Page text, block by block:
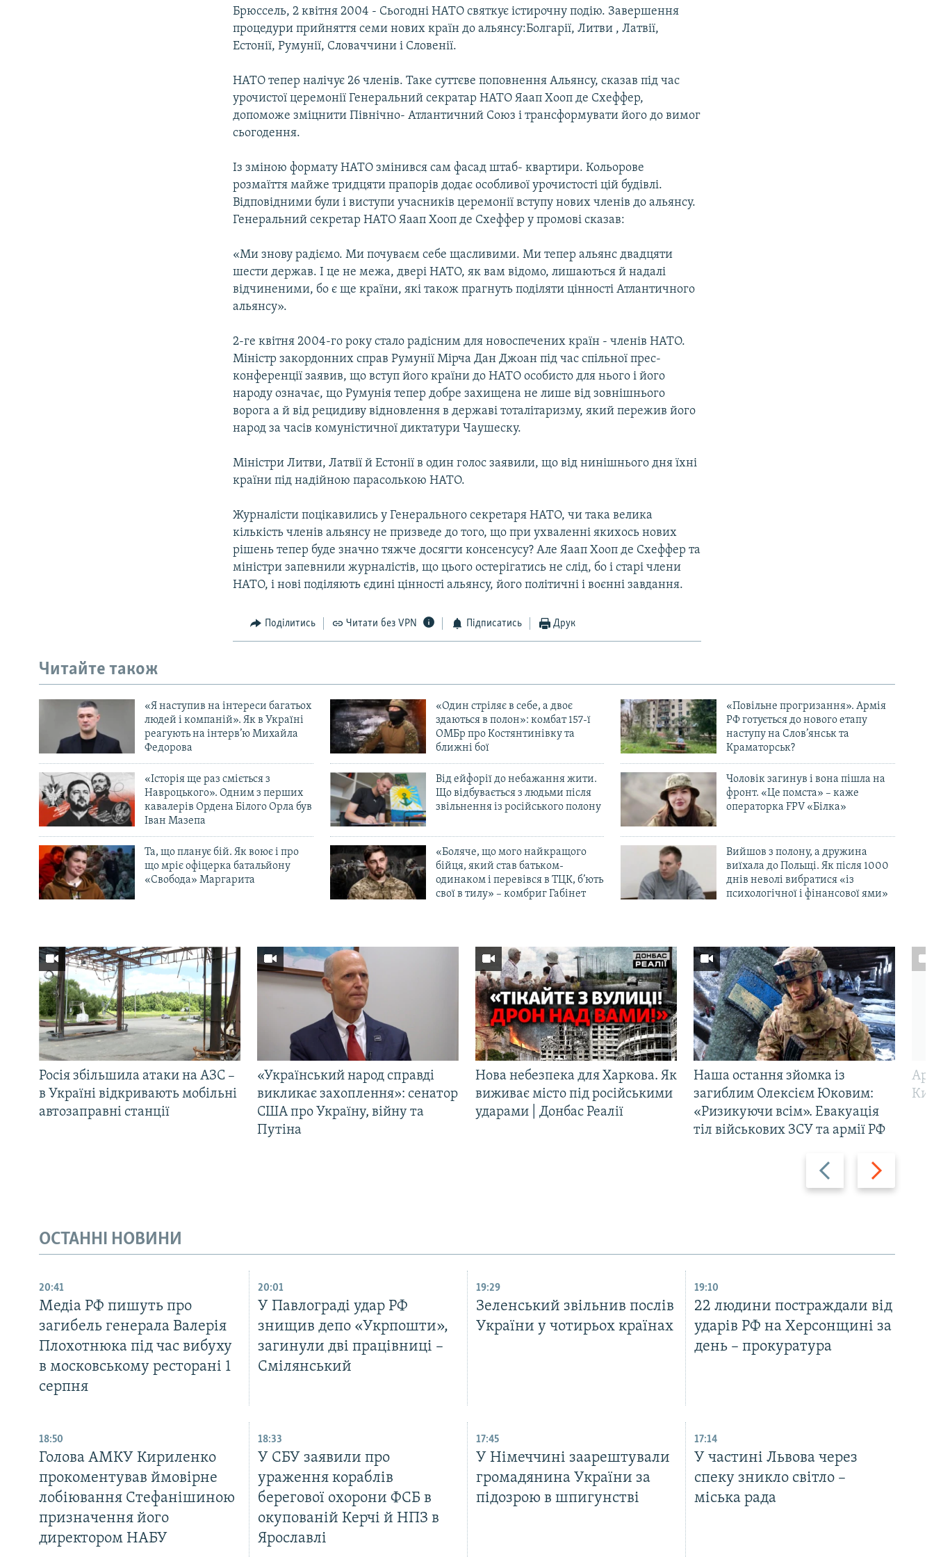
Брюссель, 2 квітня 2004 - Сьогодні НАТО святкує істирочну подію. Завершення
процедури прийняття семи нових країн до альянсу:Болгарії, Литви , Латвії,
Естонії, Румунії, Словаччини і Словенії.
НАТО тепер налічує 26 членів. Таке суттєве поповнення Альянсу, сказав під час
урочистої церемонії Генеральний секратар НАТО Яаап Хооп де Схеффер,
допоможе зміцнити Північно- Атлантичний Союз і трансформувати його до вимог
сьогодення.
Із зміною формату НАТО змінився сам фасад штаб- квартири. Кольорове
розмаїття майже тридцяти прапорів додає особливої урочистості цій будівлі.
Відповідними були і виступи учасників церемонії вступу нових членів до альянсу.
Генеральний секретар НАТО Яаап Хооп де Схеффер у промові сказав:
«Ми знову радіємо. Ми почуваєм себе щасливими. Ми тепер альянс двадцяти
шести держав. І це не межа, двері НАТО, як вам відомо, лишаються й надалі
відчиненими, бо є ще країни, які також прагнуть поділяти цінності Атлантичного
альянсу».
2-ге квітня 2004-го року стало радісним для новоспечених країн - членів НАТО.
Міністр закордонних справ Румунії Мірча Дан Джоан під час спільної прес-
конференції заявив, що вступ його країни до НАТО особисто для нього і його
народу означає, що Румунія тепер добре захищена не лише від зовнішнього
ворога а й від рецидиву відновлення в державі тоталітаризму, який пережив його
народ за часів комуністичної диктатури Чаушеску.
Міністри Литви, Латвії й Естонії в один голос заявили, що від нинішнього дня їхні
країни під надійною парасолькою НАТО.
Журналісти поцікавились у Генерального секретаря НАТО, чи така велика
кількість членів альянсу не призведе до того, що при ухваленні якихось нових
рішень тепер буде значно тяжче досягти консенсусу? Але Яаап Хооп де Схеффер та
міністри запевнили журналістів, що цього остерігатись не слід, бо і старі члени
НАТО, і нові поділяють єдині цінності альянсу, його політичні і воєнні завдання.
Поділитись Читати без VPN Підписатись Друк
Читайте також
«Я наступив на інтереси багатьох
людей і компаній». Як в Україні
реагують на інтерв’ю Михайла
Федорова
«Один стріляє в себе, а двоє
здаються в полон»: комбат 157-ї
ОМБр про Костянтинівку та
ближні бої
«Повільне прогризання». Армія
РФ готується до нового етапу
наступу на Слов’янськ та
Краматорськ?
«Історія ще раз сміється з
Навроцького». Одним з перших
кавалерів Ордена Білого Орла був
Іван Мазепа
Від ейфорії до небажання жити.
Що відбувається з людьми після
звільнення із російського полону
Чоловік загинув і вона пішла на
фронт. «Це помста» – каже
операторка FPV «Білка»
Та, що планує бій. Як воює і про
що мріє офіцерка батальйону
«Свобода» Маргарита
«Боляче, що мого найкращого
бійця, який став батьком-
одинаком і перевівся в ТЦК, б’ють
свої в тилу» – комбриг Габінет
Вийшов з полону, а дружина
виїхала до Польщі. Як після 1000
днів неволі вибратися «із
психологічної і фінансової ями»
Назад Вперед
Росія збільшила атаки на АЗС –
в Україні відкривають мобільні
автозаправні станції
«Український народ справді
викликає захоплення»: сенатор
США про Україну, війну та
Путіна
Нова небезпека для Харкова. Як
виживає місто під російськими
ударами | Донбас Реалії
Наша остання зйомка із
загиблим Олексієм Юковим:
«Ризикуючи всім». Евакуація
тіл військових ЗСУ та армії РФ
ОСТАННІ НОВИНИ
20:41
Медіа РФ пишуть про
загибель генерала Валерія
Плохотнюка під час вибуху
в московському ресторані 1
серпня
20:01
У Павлограді удар РФ
знищив депо «Укрпошти»,
загинули дві працівниці –
Смілянський
19:29
Зеленський звільнив послів
України у чотирьох країнах
19:10
22 людини постраждали від
ударів РФ на Херсонщині за
день – прокуратура
18:50
Голова АМКУ Кириленко
прокоментував ймовірне
лобіювання Стефанішиною
призначення його
директором НАБУ
18:33
У СБУ заявили про
ураження кораблів
берегової охорони ФСБ в
окупованій Керчі й НПЗ в
Ярославлі
17:45
У Німеччині заарештували
громадянина України за
підозрою в шпигунстві
17:14
У частині Львова через
спеку зникло світло –
міська рада